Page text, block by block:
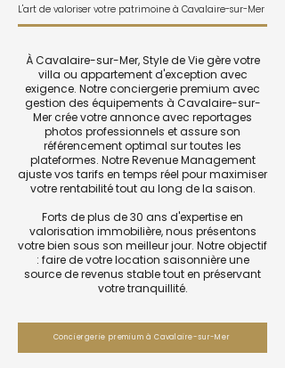
L'art de valoriser votre patrimoine à Cavalaire-sur-Mer
À Cavalaire-sur-Mer, Style de Vie gère votre
villa ou appartement d'exception avec
exigence. Notre conciergerie premium avec
gestion des équipements à Cavalaire-sur-
Mer crée votre annonce avec reportages
photos professionnels et assure son
référencement optimal sur toutes les
plateformes. Notre Revenue Management
ajuste vos tarifs en temps réel pour maximiser
votre rentabilité tout au long de la saison.
Forts de plus de 30 ans d'expertise en
valorisation immobilière, nous présentons
votre bien sous son meilleur jour. Notre objectif
: faire de votre location saisonnière une
source de revenus stable tout en préservant
votre tranquillité.
Conciergerie premium à Cavalaire-sur-Mer